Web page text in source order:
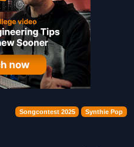
Songcontest 2025 Synthie Pop